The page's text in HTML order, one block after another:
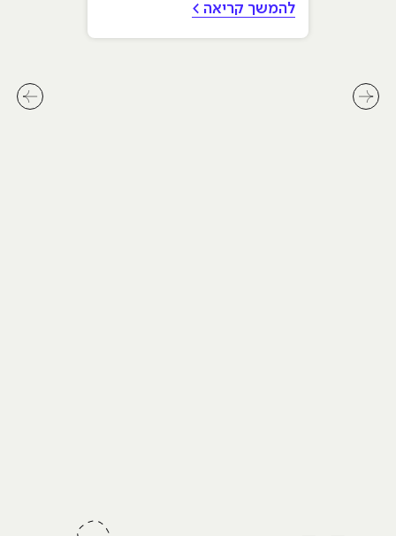
להמשך קריאה >
לחץ לחץ לשיקופית קודמת בסליידר מאמרים